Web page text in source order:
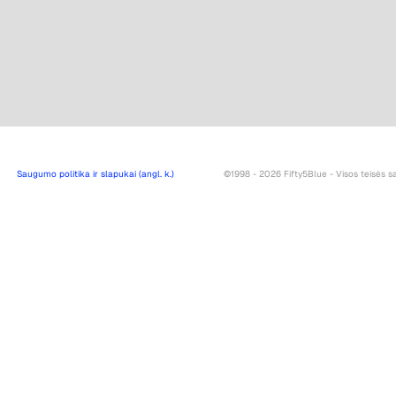
Saugumo politika ir slapukai (angl. k.) ©1998 - 2026 Fifty5Blue - Visos teisės